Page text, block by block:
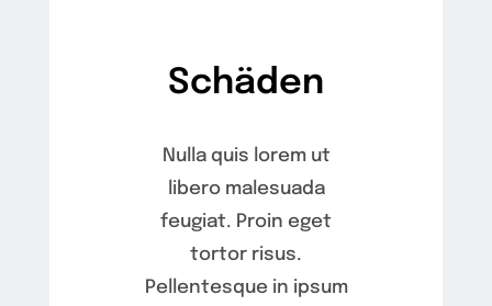
Schäden
Nulla quis lorem ut
libero malesuada
feugiat. Proin eget
tortor risus.
Pellentesque in ipsum